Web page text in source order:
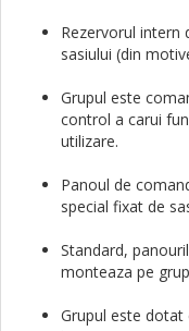
Rezervorul
sasiului (din
Grupul este
control a carui
utilizare.
Panoul de
special fixat de
Standard,
monteaza pe
Grupul este